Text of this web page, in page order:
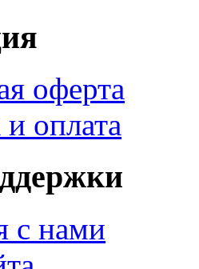
оферта
оплата
с нами